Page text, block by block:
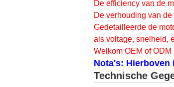
De efficiency van de
De verhouding van
Gedetailleerde de
als voltage, snelheid,
Welkom OEM of ODM
Nota's: Hierboven
Technische